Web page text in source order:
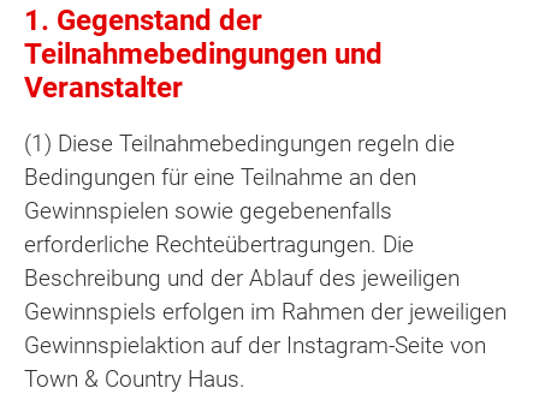
1. Gegenstand der
Teilnahmebedingungen und
Veranstalter
(1) Diese Teilnahmebedingungen regeln die
Bedingungen für eine Teilnahme an den
Gewinnspielen sowie gegebenenfalls
erforderliche Rechteübertragungen. Die
Beschreibung und der Ablauf des jeweiligen
Gewinnspiels erfolgen im Rahmen der jeweiligen
Gewinnspielaktion auf der Instagram-Seite von
Town & Country Haus.